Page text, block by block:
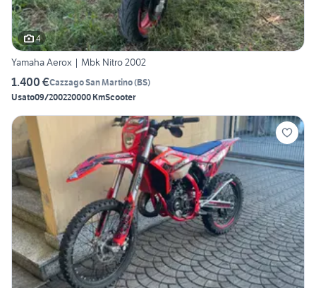
4
Yamaha Aerox | Mbk Nitro 2002
1.400 €Cazzago San Martino(BS)
Usato09/200220000 KmScooter